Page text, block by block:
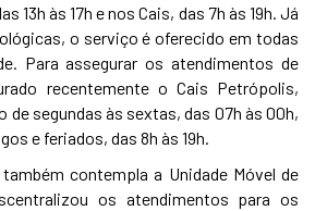
13h às 17h e nos Cais, das 7h às 19h. Já
o serviço é oferecido em todas
Para assegurar os atendimentos de
recentemente o Cais Petrópolis,
de segundas às sextas, das 07h às 00h,
e feriados, das 8h às 19h.
contempla a Unidade Móvel de
os atendimentos para os